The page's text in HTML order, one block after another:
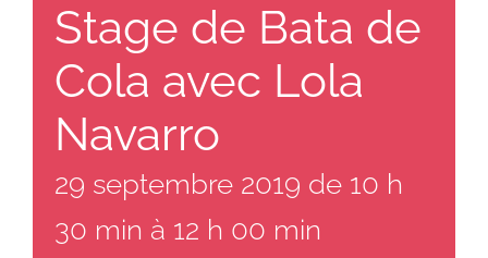
Stage de Bata de
Cola avec Lola
Navarro
29 septembre 2019 de 10 h
30 min à 12 h 00 min